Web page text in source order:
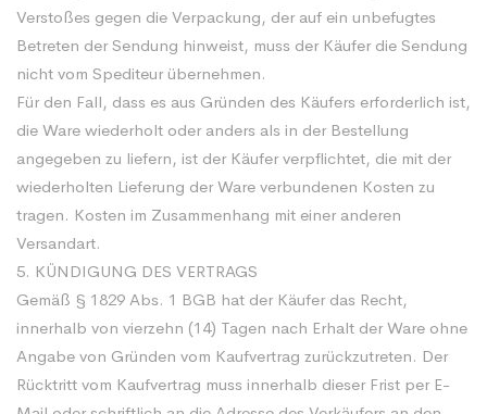
Verstoßes gegen die Verpackung, der auf ein unbefugtes
Betreten der Sendung hinweist, muss der Käufer die Sendung
nicht vom Spediteur übernehmen.
Für den Fall, dass es aus Gründen des Käufers erforderlich ist,
die Ware wiederholt oder anders als in der Bestellung
angegeben zu liefern, ist der Käufer verpflichtet, die mit der
wiederholten Lieferung der Ware verbundenen Kosten zu
tragen. Kosten im Zusammenhang mit einer anderen
Versandart.
5. KÜNDIGUNG DES VERTRAGS
Gemäß § 1829 Abs. 1 BGB hat der Käufer das Recht,
innerhalb von vierzehn (14) Tagen nach Erhalt der Ware ohne
Angabe von Gründen vom Kaufvertrag zurückzutreten. Der
Rücktritt vom Kaufvertrag muss innerhalb dieser Frist per E-